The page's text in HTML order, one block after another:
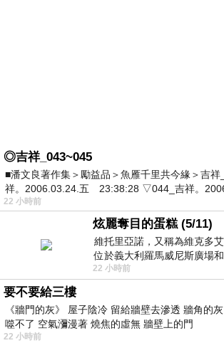
◎吉祥_043~045
■潘文良著作集＞勵益品＞魚雁千里共今緣＞吉
祥。2006.03.24.五 23:38:28 ▽044_吉祥。
22 小時前
炫麗奪目的蛋糕 (5/11)
維托里亞諾，又稱為維克多
位於義大利羅馬威尼斯廣場
用以紀念統一義大利統一後的
22 小時前
要不要給三樓
《牆門的灰》 屋子陰冷 留給牆壁去滲透 牆角的
噬不了 空氣瀰漫著 燒焦的虛無 牆壁上的門
22 小時前